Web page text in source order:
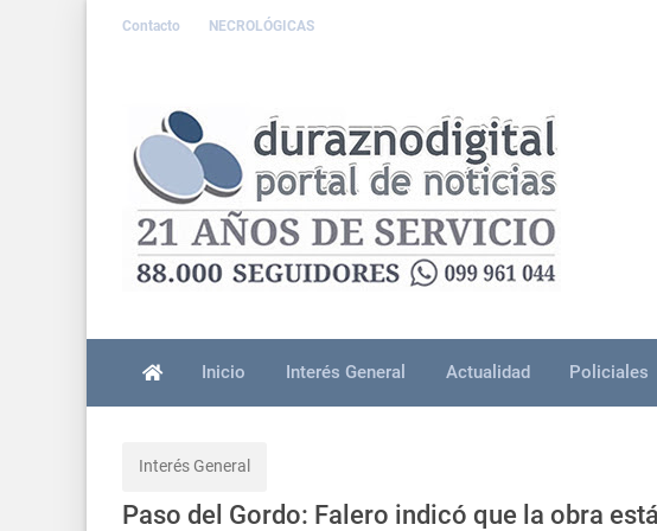
Contacto NECROLÓGICAS
Inicio Interés General Actualidad Policiales
Interés General
Paso del Gordo: Falero indicó que la obra